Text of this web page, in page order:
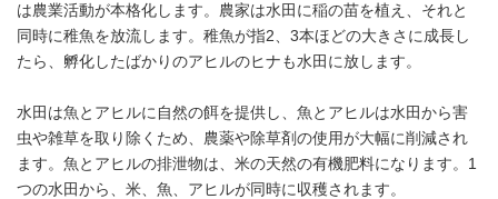
は農業活動が本格化します。農家は水田に稲の苗を植え、それと
同時に稚魚を放流します。稚魚が指2、3本ほどの大きさに成長し
たら、孵化したばかりのアヒルのヒナも水田に放します。
水田は魚とアヒルに自然の餌を提供し、魚とアヒルは水田から害
虫や雑草を取り除くため、農薬や除草剤の使用が大幅に削減され
ます。魚とアヒルの排泄物は、米の天然の有機肥料になります。1
つの水田から、米、魚、アヒルが同時に収穫されます。